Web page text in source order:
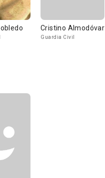
Cristino Almodóvar
Guardia Civil